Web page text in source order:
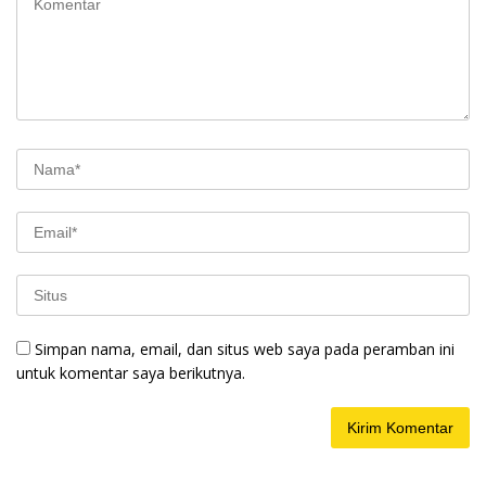
Simpan nama, email, dan situs web saya pada peramban ini
untuk komentar saya berikutnya.